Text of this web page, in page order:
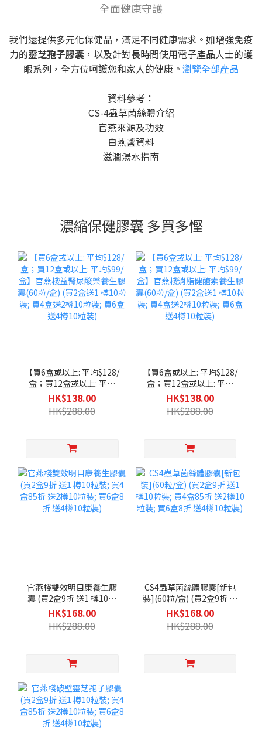
全面健康守護
我們還提供多元化保健品，滿足不同健康需求。如增強免疫
力的靈芝孢子膠囊 ，以及針對長時間使用電子產品人士的護
眼系列，全方位呵護您和家人的健康。 瀏覽全部產品
資料參考：
CS-4蟲草菌絲體介紹
官燕來源及功效
白燕盞資料
滋潤湯水指南
濃縮保健膠囊 多買多慳
【買6盒或以上: 平均$128/
盒；買12盒或以上: 平均
$99/盒】官燕棧益腎尿酸
樂養生膠囊(60粒/盒) (買2
盒送1 樽10粒裝; 買4盒送2
HK$138.00
HK$288.00
【買6盒或以上: 平均$128/
盒；買12盒或以上: 平均
$99/盒】官燕棧消脂健醣
素養生膠囊(60粒/盒) (買2
盒送1 樽10粒裝; 買4盒送2
HK$138.00
HK$288.00
官燕棧雙效明目康養生膠
囊 (買2盒9折 送1 樽10粒
裝; 買4盒85折 送2樽10粒
裝; 買6盒8折 送4樽10粒
裝)
HK$168.00
HK$288.00
CS4蟲草菌絲體膠囊[新包
裝](60粒/盒) (買2盒9折 送
1 樽10粒裝; 買4盒85折 送
2樽10粒裝; 買6盒8折 送4
樽10粒裝)
HK$168.00
HK$288.00